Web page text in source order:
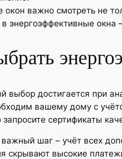
окон важно смотреть не
энергоэффективные окна
выбор достигается при
вашему дому с
запросите сертификаты
шаг – учёт всех
скрывают высокие